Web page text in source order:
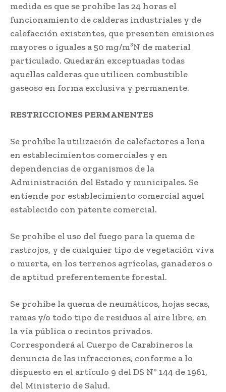
medida es que se prohíbe las 24 horas el
funcionamiento de calderas industriales y de
calefacción existentes, que presenten emisiones
mayores o iguales a 50 mg/m³N de material
particulado. Quedarán exceptuadas todas
aquellas calderas que utilicen combustible
gaseoso en forma exclusiva y permanente.
RESTRICCIONES PERMANENTES
Se prohíbe la utilización de calefactores a leña
en establecimientos comerciales y en
dependencias de organismos de la
Administración del Estado y municipales. Se
entiende por establecimiento comercial aquel
establecido con patente comercial.
Se prohíbe el uso del fuego para la quema de
rastrojos, y de cualquier tipo de vegetación viva
o muerta, en los terrenos agrícolas, ganaderos o
de aptitud preferentemente forestal.
Se prohíbe la quema de neumáticos, hojas secas,
ramas y/o todo tipo de residuos al aire libre, en
la vía pública o recintos privados.
Corresponderá al Cuerpo de Carabineros la
denuncia de las infracciones, conforme a lo
dispuesto en el artículo 9 del DS Nº 144 de 1961,
del Ministerio de Salud.